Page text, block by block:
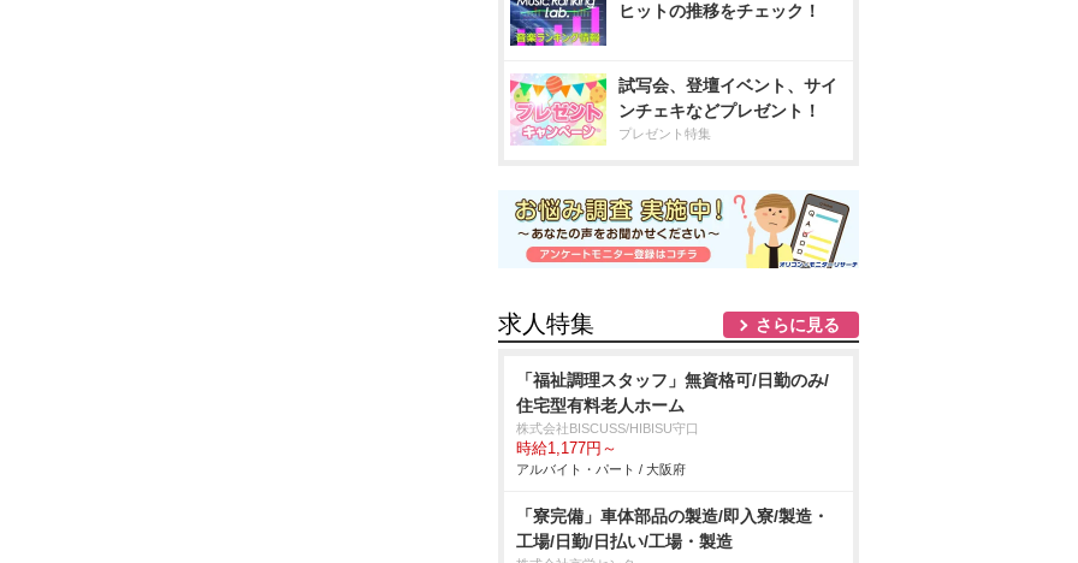
ヒットの推移をチェック！
試写会、登壇イベント、サイ
ンチェキなどプレゼント！
プレゼント特集
求人特集 さらに見る
「福祉調理スタッフ」無資格可/日勤のみ/
住宅型有料老人ホーム
株式会社BISCUSS/HIBISU守口
時給1,177円～
アルバイト・パート / 大阪府
「寮完備」車体部品の製造/即入寮/製造・
工場/日勤/日払い/工場・製造